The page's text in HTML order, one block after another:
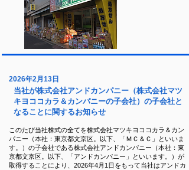
2026年2月13日
当社が株式会社アンドカンパニー（株式会社マツ
キヨココカラ＆カンパニーの子会社）の子会社と
なることに関するお知らせ
このたび当社株式の全てを株式会社マツキヨココカラ＆カン
パニー（本社：東京都文京区。以下、「ＭＣ＆Ｃ」といいま
す。）の子会社である株式会社アンドカンパニー（本社：東
京都文京区。以下、「アンドカンパニー」といいます。）が
取得することにより、2026年4月1日をもって当社はアンドカ